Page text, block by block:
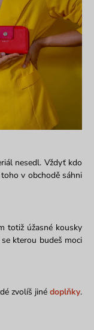
nesedl. Vždyť kdo
v obchodě sáhni
totiž úžasné kousky
kterou budeš moci
zvolíš jinédoplňky.